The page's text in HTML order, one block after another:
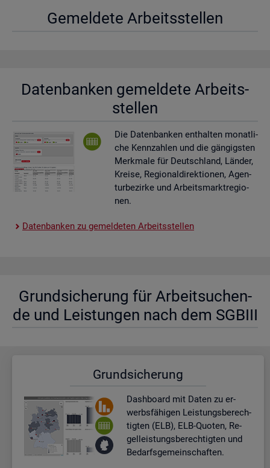
Ge­mel­de­te Ar­beits­stel­len
Da­ten­ban­ken ge­mel­de­te Ar­beits­
stel­len
Die Da­ten­ban­ken ent­hal­ten mo­nat­li­
che Kenn­zah­len und die gän­gigs­ten
Merk­ma­le für Deutsch­land, Län­der,
Krei­se, Re­gio­nal­di­rek­tio­nen, Agen­
tur­be­zir­ke und Ar­beits­markt­re­gio­
nen.
Da­ten­ban­ken zu ge­mel­de­ten Ar­beits­stel­len
Grund­si­che­rung für Ar­beit­su­chen­
de und Leis­tun­gen nach dem SGBIII
Grund­si­che­rung
Dash­board mit Daten zu er­
werbs­fä­hi­gen Leis­tungs­be­rech­
tig­ten (ELB), ELB-Quo­ten, Re­
gel­leis­tungs­be­rech­tig­ten und
Be­darfs­ge­mein­schaf­ten.